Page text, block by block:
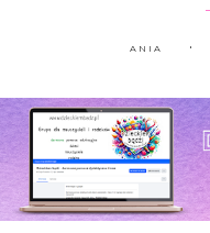
ANIA